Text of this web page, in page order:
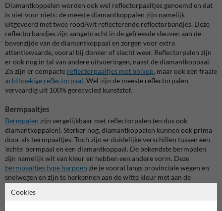
Diamantkoppalen worden ook wel reflectorpaaltjes genoemd en dat
is niet voor niets: de meeste diamantkoppalen zijn namelijk
uitgevoerd met twee rood/wit reflecterende reflectorbandjes. Deze
reflectorbandjes zijn aangebracht in de gefreesde sleuven aan de
bovenzijde van de diamantkoppaal en zorgen voor extra
attentiewaarde, vooral bij donker of slecht weer. Reflectorpalen zijn
er ook nog in tal van andere uitvoeringen, naast de diamantkoppaal.
Zo zijn er compacte reflectorpaaltjes met bolkop, maar ook een fraaie
achthoekige reflectorpaal. Wel zijn de meeste reflectorpalen
vervaardig uit 100% gerecycled kunststof.
Bermpaaltjes
Bermpalen zijn vergelijkbaar met reflectorpalen (en dus ook
diamantkoppalen). Sterker nog, diamantkoppalen kunnen ook prima
door als bermpaaltjes. Toch zijn er duidelijke verschillen tussen een
'echte' bermpaal en een diamantkoppaal. De bekendste bermpalen
zijn namelijk wit van kleur en hebben een andere vorm. Deze
bermpaaltjes type harpoen zie je vooral langs provinciale wegen en
snelwegen en zijn te herkennen aan de witte kleur met aan de
Ook zijn deze meestvoorkomende bermpaaltjes niet van gerecycled
Cookies